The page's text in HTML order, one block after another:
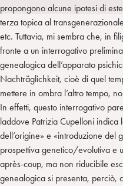
i
n
e
m
propongono alcune ipotesi di
terza topica al
etc. Tuttavia, mi sembra che, in
fronte a un interrogativo
genealogica dell’apparato
Nachträglichkeit, cioè di quel
mettere in ombra l’altro tempo,
In effetti, questo interrogativo
laddove Patrizia Cupelloni indica
dell’origine» e «introduzione
prospettiva genetico/evolutiva e
après-coup, ma non riducibile
genealogica si presenta, perciò,